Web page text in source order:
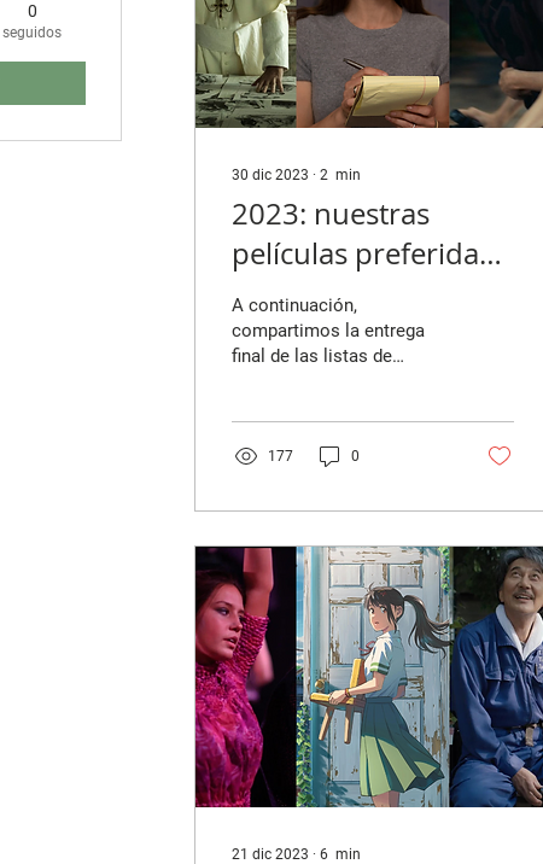
30 dic 2023 ∙ 2 min
2023: nuestras
películas preferidas
(parte 5)
A continuación,
compartimos la entrega
final de las listas de
177 0
21 dic 2023 ∙ 6 min
0
seguidos